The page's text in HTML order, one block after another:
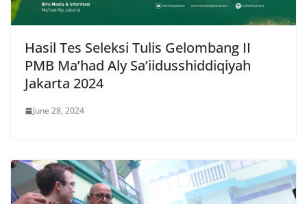
Hasil Tes Seleksi Tulis Gelombang II
PMB Ma’had Aly Sa’iidusshiddiqiyah
Jakarta 2024
June 28, 2024